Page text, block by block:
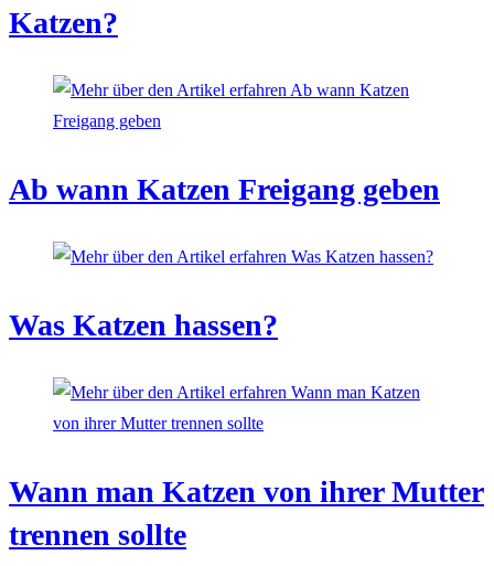
Katzen?
Ab wann Katzen Freigang geben
Was Katzen hassen?
Wann man Katzen von ihrer Mutter
trennen sollte